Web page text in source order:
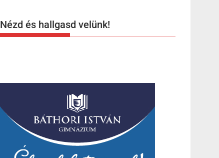
Nézd és hallgasd velünk!